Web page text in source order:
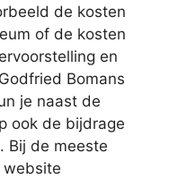
de kosten
of de kosten
en
Bomans
je naast de
ook de bijdrage
Bij de meeste
website